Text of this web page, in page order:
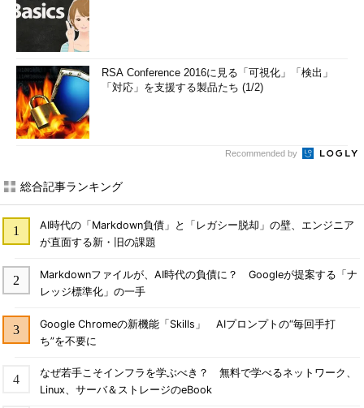
RSA Conference 2016に見る「可視化」「検出」
「対応」を支援する製品たち (1/2)
Recommended by
総合記事ランキング
AI時代の「Markdown負債」と「レガシー脱却」の壁、エンジニア
が直面する新・旧の課題
Markdownファイルが、AI時代の負債に？ Googleが提案する「ナ
レッジ標準化」の一手
Google Chromeの新機能「Skills」 AIプロンプトの“毎回手打
ち”を不要に
なぜ若手こそインフラを学ぶべき？ 無料で学べるネットワーク、
Linux、サーバ＆ストレージのeBook